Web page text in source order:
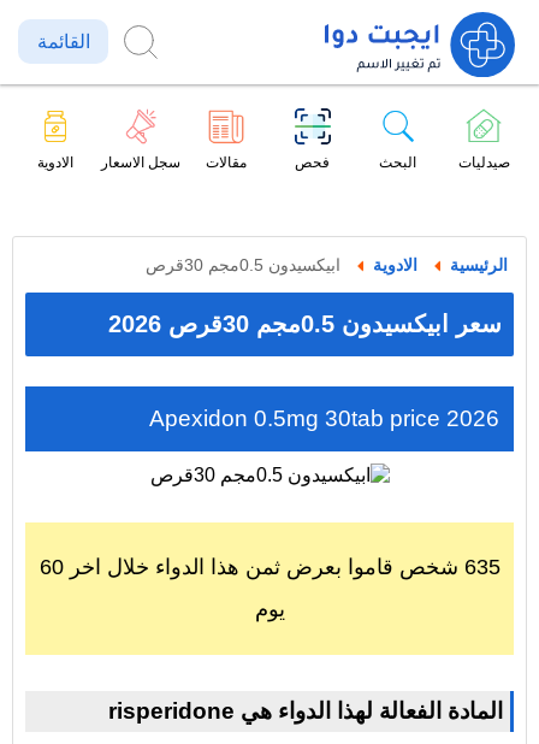
القائمة
صيدليات البحث فحص مقالات سجل الاسعار الادوية
الرئيسية الادوية ابيكسيدون 0.5مجم 30قرص
سعر ابيكسيدون 0.5مجم 30قرص 2026
Apexidon 0.5mg 30tab price 2026
635 شخص قاموا بعرض ثمن هذا الدواء خلال اخر 60
يوم
risperidone المادة الفعالة لهذا الدواء هي